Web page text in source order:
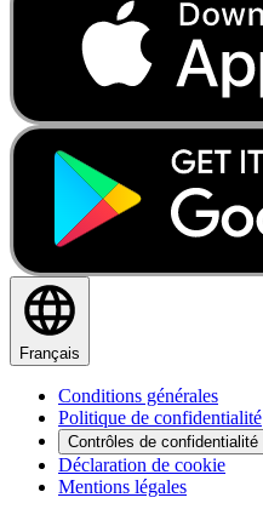
Français
Conditions générales
Politique de confidentialité
Contrôles de confidentialité
Déclaration de cookie
Mentions légales